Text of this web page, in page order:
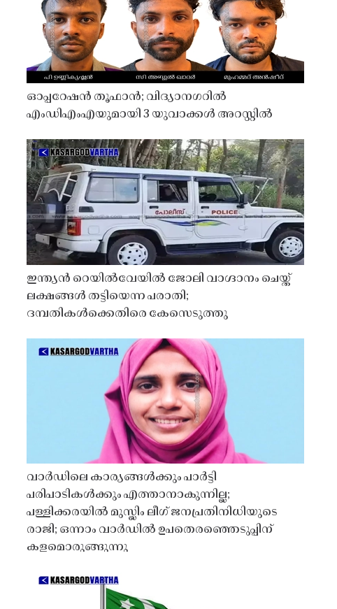
ഓപ്പറേഷൻ തൂഫാൻ; വിദ്യാനഗറിൽ
എംഡിഎംഎയുമായി 3 യുവാക്കൾ അറസ്റ്റിൽ
ഇന്ത്യൻ റെയിൽവേയിൽ ജോലി വാഗ്ദാനം ചെയ്ത്
ലക്ഷങ്ങൾ തട്ടിയെന്ന പരാതി;
ദമ്പതികൾക്കെതിരെ കേസെടുത്തു
വാർഡിലെ കാര്യങ്ങൾക്കും പാർട്ടി
പരിപാടികൾക്കും എത്താനാകുന്നില്ല;
പള്ളിക്കരയിൽ മുസ്ലിം ലീഗ് ജനപ്രതിനിധിയുടെ
രാജി; ഒന്നാം വാർഡിൽ ഉപതെരഞ്ഞെടുപ്പിന്
കളമൊരുങ്ങുന്നു